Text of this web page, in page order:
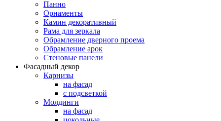
Панно
Орнаменты
Камин декоративный
Рама для зеркала
Обрамление дверного проема
Обрамление арок
Стеновые панели
Фасадный декор
Карнизы
на фасад
с подсветкой
Молдинги
на фасад